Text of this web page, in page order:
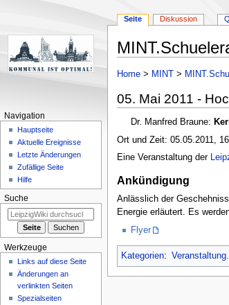
Zur
springen
Zur
springen
Home> MINT>
05. Mai 2011 -
Dr. Manfred Braune:
Ort und Zeit: 05.05.2011,
Eine Veranstaltung der
Ankündigung
Anlässlich der
Energie erläutert. Es
Flyer
Kategorien:
Seite Diskussion
Navigation
Hauptseite
Aktuelle Ereignisse
Letzte Änderungen
Zufällige Seite
Hilfe
Suche
Werkzeuge
Links auf diese Seite
Änderungen an
verlinkten Seiten
Spezialseiten